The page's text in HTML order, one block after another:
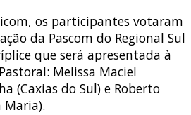
os participantes votaram
da Pascom do Regional Sul
que será apresentada à
Melissa Maciel
(Caxias do Sul) e Roberto
Maria).